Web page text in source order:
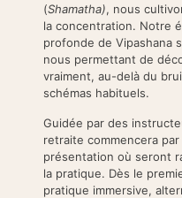
(Shamatha), nous
la concentration. Notre
profonde de Vipashana
nous permettant de
vraiment, au-delà du
schémas habituels.
Guidée par des
retraite commencera
présentation où seront
la pratique. Dès le
pratique immersive,